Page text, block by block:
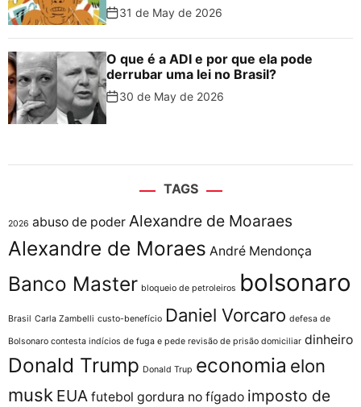
31 de May de 2026
O que é a ADI e por que ela pode
derrubar uma lei no Brasil?
30 de May de 2026
TAGS
2026 abuso de poder Alexandre de Moaraes
Alexandre de Moraes André Mendonça
Banco Master bloqueio de petroleiros bolsonaro
Brasil Carla Zambelli custo-benefício Daniel Vorcaro defesa de
Bolsonaro contesta indícios de fuga e pede revisão de prisão domiciliar dinheiro
Donald Trump Donald Trup economia elon
musk EUA futebol gordura no fígado imposto de